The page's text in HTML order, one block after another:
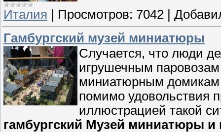
Италия
Просмотров: 7042
Гамбургский музей миниатюры
Случается, что люди
игрушечным
миниатюрным домикам
помимо удовольствия
иллюстрацией такой
гамбургский Музей миниатюры